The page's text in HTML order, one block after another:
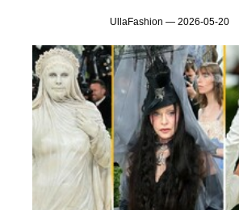
UllaFashion — 2026-05-20